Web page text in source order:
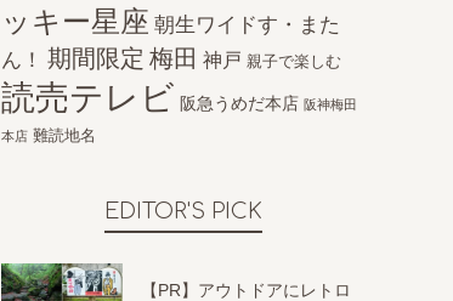
ッキー星座 朝生ワイドす・また
ん！ 期間限定 梅田 神戸 親子で楽しむ
読売テレビ 阪急うめだ本店 阪神梅田
本店 難読地名
EDITOR'S PICK
【PR】アウトドアにレトロ